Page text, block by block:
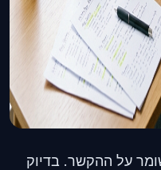
על ההקשר. בדיוק